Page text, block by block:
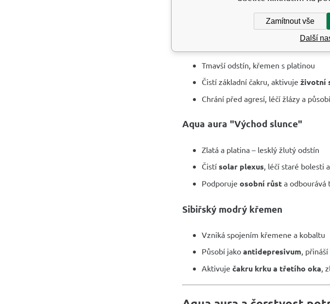
Harmonizuje každou buňku těla a
Tmavší odstín, křemen s platinou
Čistí základní čakru, aktivuje životní
Chrání před agresí, léčí žlázy a
Aqua aura "Východ slunce"
Zlatá a platina – lesklý žlutý odstín
Čistí solar plexus, léčí staré bolesti
Podporuje osobní růst a odbourává
Sibiřský modrý křemen
Vzniká spojením křemene a kobaltu
Působí jako antidepresivum,
Aktivuje čakru krku a třetího oka,
Zamítnout vše
Další